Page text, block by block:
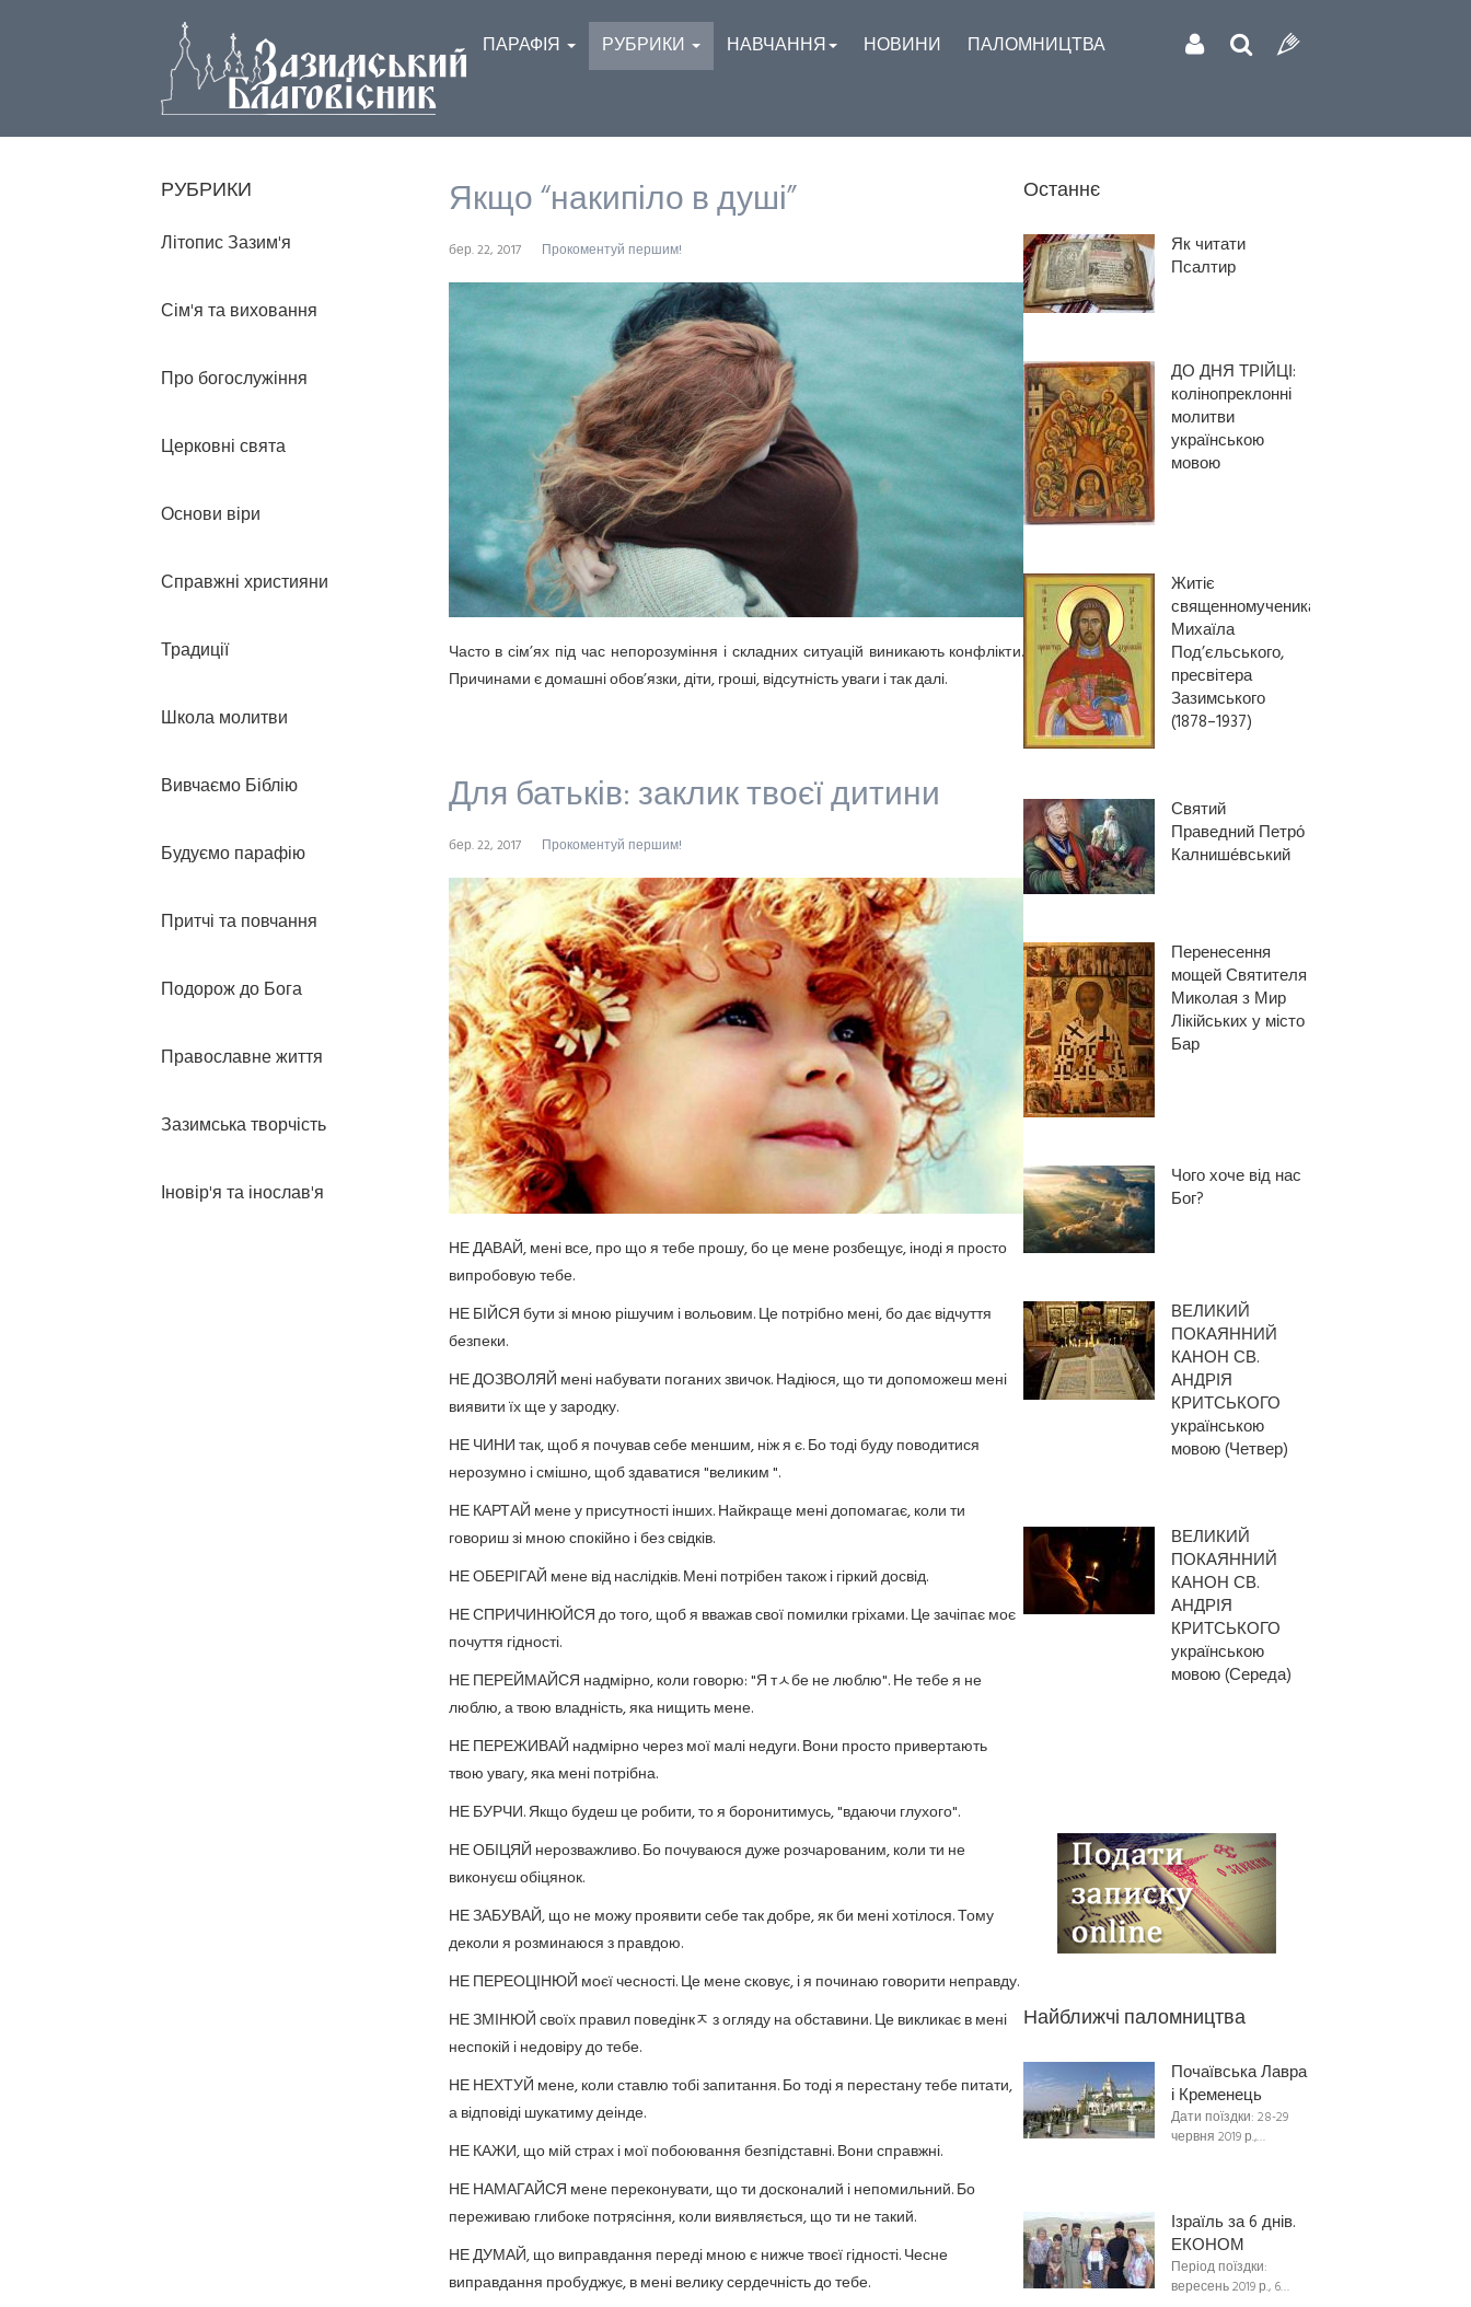
ПАРАФІЯ РУБРИКИ НАВЧАННЯ НОВИНИ ПАЛОМНИЦТВА
Якщо “накипіло в душі”
бер. 22, 2017 Прокоментуй першим!
Часто в сім’ях під час непорозуміння і складних ситуацій виникають конфлікти.
Причинами є домашні обов’язки, діти, гроші, відсутність уваги і так далі.
Для батьків: заклик твоєї дитини
бер. 22, 2017 Прокоментуй першим!
НЕ ДАВАЙ, мені все, про що я тебе прошу, бо це мене розбещує, іноді я просто
випробовую тебе.
НЕ БІЙСЯ бути зі мною рішучим і вольовим. Це потрібно мені, бо дає відчуття
безпеки.
НЕ ДОЗВОЛЯЙ мені набувати поганих звичок. Надіюся, що ти допоможеш мені
виявити їх ще у зародку.
НЕ ЧИНИ так, щоб я почував себе меншим, ніж я є. Бо тоді буду поводитися
нерозумно і смішно, щоб здаватися "великим ".
НЕ КАРТАЙ мене у присутності інших. Найкраще мені допомагає, коли ти
говориш зі мною спокійно і без свідків.
НЕ ОБЕРІГАЙ мене від наслідків. Мені потрібен також і гіркий досвід.
НЕ СПРИЧИНЮЙСЯ до того, щоб я вважав свої помилки гріхами. Це зачіпає моє
почуття гідності.
НЕ ПЕРЕЙМАЙСЯ надмірно, коли говорю: "Я тﾵбе не люблю". Не тебе я не
люблю, а твою владність, яка нищить мене.
НЕ ПЕРЕЖИВАЙ надмірно через мої малі недуги. Вони просто привертають
твою увагу, яка мені потрібна.
НЕ БУРЧИ. Якщо будеш це робити, то я боронитимусь, "вдаючи глухого".
НЕ ОБІЦЯЙ нерозважливо. Бо почуваюся дуже розчарованим, коли ти не
виконуєш обіцянок.
НЕ ЗАБУВАЙ, що не можу проявити себе так добре, як би мені хотілося. Тому
деколи я розминаюся з правдою.
НЕ ПЕРЕОЦІНЮЙ моєї чесності. Це мене сковує, і я починаю говорити неправду.
НЕ ЗМІНЮЙ своїх правил поведінкﾸ з огляду на обставини. Це викликає в мені
неспокій і недовіру до тебе.
НЕ НЕХТУЙ мене, коли ставлю тобі запитання. Бо тоді я перестану тебе питати,
а відповіді шукатиму деінде.
НЕ КАЖИ, що мій страх і мої побоювання безпідставні. Вони справжні.
НЕ НАМАГАЙСЯ мене переконувати, що ти досконалий і непомильний. Бо
переживаю глибоке потрясіння, коли виявляється, що ти не такий.
НЕ ДУМАЙ, що виправдання переді мною є нижче твоєї гідності. Чесне
виправдання пробуджує, в мені велику сердечність до тебе.
РУБРИКИ
Літопис Зазим'я
Сім'я та виховання
Про богослужіння
Церковні свята
Основи віри
Справжні християни
Традиції
Школа молитви
Вивчаємо Біблію
Будуємо парафію
Притчі та повчання
Подорож до Бога
Православне життя
Зазимська творчість
Іновір'я та інослав'я
Останнє
Як читати
Псалтир
ДО ДНЯ ТРІЙЦІ:
колінопреклонні
молитви
українською
мовою
Житіє
священномученика
Михаїла
Под’єльського,
пресвітера
Зазимського
(1878–1937)
Святий
Праведний Петро́
Калнише́вський
Перенесення
мощей Святителя
Миколая з Мир
Лікійських у місто
Бар
Чого хоче від нас
Бог?
ВЕЛИКИЙ
ПОКАЯННИЙ
КАНОН СВ.
АНДРІЯ
КРИТСЬКОГО
українською
мовою (Четвер)
ВЕЛИКИЙ
ПОКАЯННИЙ
КАНОН СВ.
АНДРІЯ
КРИТСЬКОГО
українською
мовою (Середа)
Найближчі паломництва
Почаївська Лавра
і Кременець
Дати поїздки: 28-29
червня 2019 р.,…
Ізраїль за 6 днів.
ЕКОНОМ
Період поїздки:
вересень 2019 р., 6…